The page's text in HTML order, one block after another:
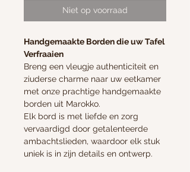
Niet op voorraad
Handgemaakte Borden die uw Tafel
Verfraaien
Breng een vleugje authenticiteit en
ziuderse charme naar uw eetkamer
met onze prachtige handgemaakte
borden uit Marokko.
Elk bord is met liefde en zorg
vervaardigd door getalenteerde
ambachtslieden, waardoor elk stuk
uniek is in zijn details en ontwerp.